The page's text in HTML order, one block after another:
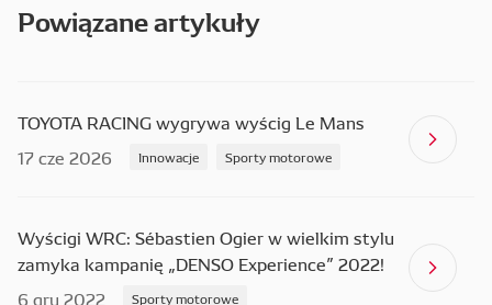
Powiązane artykuły
TOYOTA RACING wygrywa wyścig Le Mans
17 cze 2026
Innowacje Sporty motorowe
Wyścigi WRC: Sébastien Ogier w wielkim stylu
zamyka kampanię „DENSO Experience” 2022!
6 gru 2022
Sporty motorowe